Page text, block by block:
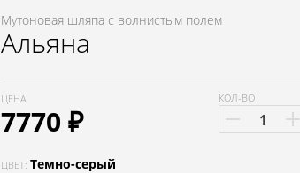
Мутоновая шляпа с волнистым полем
Альяна
ЦЕНА
7770 ₽
КОЛ-ВО
ЦВЕТ: Темно-серый